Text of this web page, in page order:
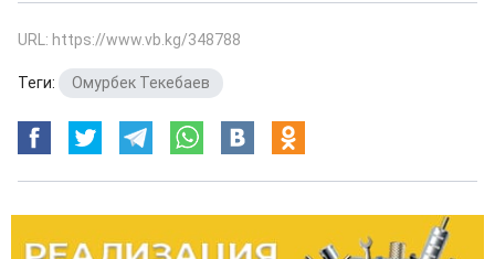
URL: https://www.vb.kg/348788
Теги: Омурбек Текебаев